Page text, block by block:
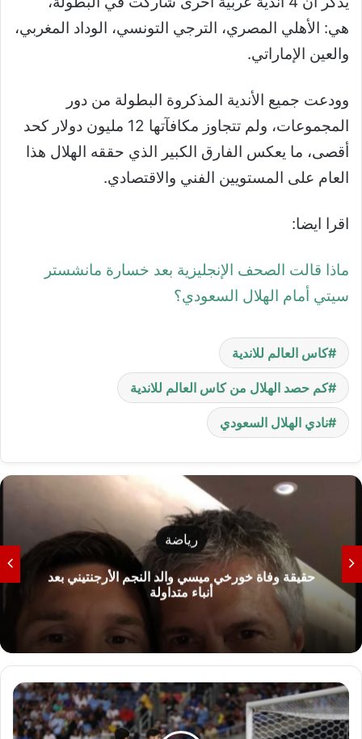
هي: الأهلي المصري، الترجي التونسي، الوداد المغربي،
والعين الإماراتي.
وودعت جميع الأندية المذكروة البطولة من دور
المجموعات، ولم تتجاوز مكافآتها 12 مليون دولار كحد
أقصى، ما يعكس الفارق الكبير الذي حققه الهلال هذا
العام على المستويين الفني والاقتصادي.
اقرا ايضا:
ماذا قالت الصحف الإنجليزية بعد خسارة مانشستر
سيتي أمام الهلال السعودي؟
كاس العالم للاندية
كم حصد الهلال من كاس العالم للاندية
نادي الهلال السعودي
رياضة
حقيقة وفاة خورخي ميسي والد النجم الأرجنتيني بعد
أنباء متداولة
م
ا
ذ